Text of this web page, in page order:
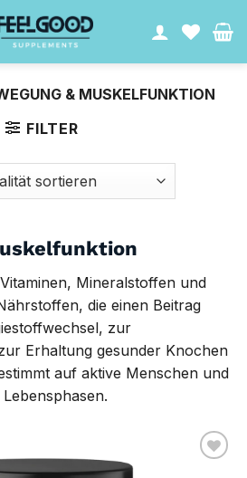
& MUSKELFUNKTION
FILTER
Mineralstoffen und
die einen Beitrag
zur
Erhaltung gesunder Knochen
auf aktive Menschen und